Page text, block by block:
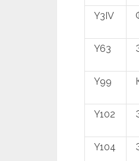
Y3IV
Y63
Y99
Y102
Y104